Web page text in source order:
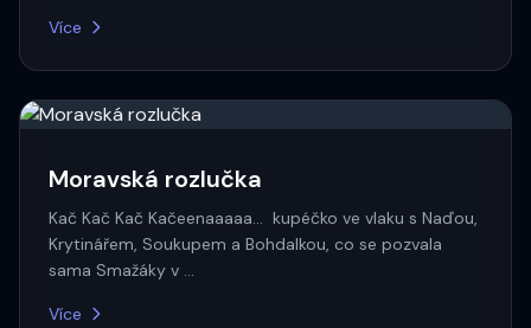
Více
Moravská rozlučka
Kač Kač Kač Kačeenaaaaa... kupéčko ve vlaku s Naďou,
Krytinářem, Soukupem a Bohdalkou, co se pozvala
sama Smažáky v …
Více